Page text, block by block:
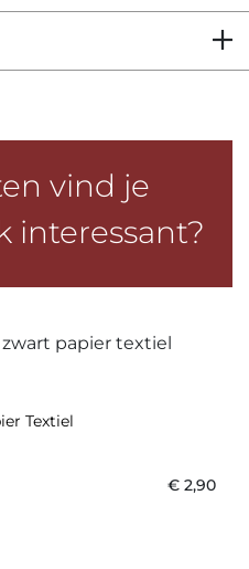
vind je
interessant?
Textiel
€ 2,90